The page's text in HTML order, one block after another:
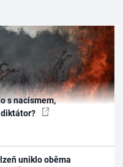
s nacismem,
diktátor?
uniklo oběma